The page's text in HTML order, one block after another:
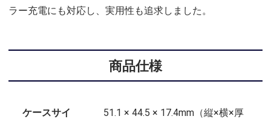
ラー充電にも対応し、実用性も追求しました。
商品仕様
ケースサイ
51.1 × 44.5 × 17.4mm（縦×横×厚